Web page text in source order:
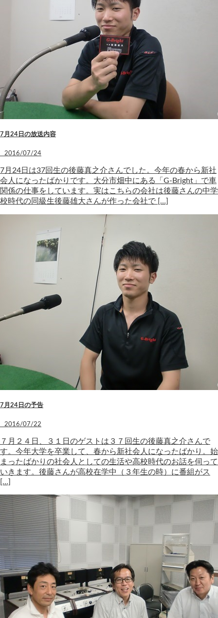
7月24日の放送内容
2016/07/24
7月24日は37回生の後藤真之介さんでした。今年の春から新社
会人になったばかりです。大分市畑中にある「G-Bright」で車
関係の仕事をしています。実はこちらの会社は後藤さんの中学
校時代の同級生後藤雄大さんが作った会社で […]
7月24日の予告
2016/07/22
７月２４日、３１日のゲストは３７回生の後藤真之介さんで
す。今年大学を卒業して、春から新社会人になったばかり。始
まったばかりの社会人としての生活や高校時代のお話を伺って
いきます。後藤さんが高校在学中（３年生の時）に番組がス
[…]